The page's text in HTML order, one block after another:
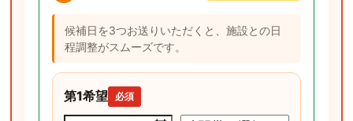
候補日を3つお送りいただくと、施設との日
程調整がスムーズです。
第1希望 必須